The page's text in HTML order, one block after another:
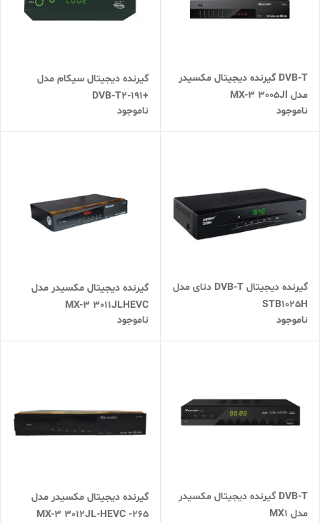
DVB-T گیرنده دیجیتال مکسیدر
مدل MX-3 3005Jl
ناموجود
گیرنده دیجیتال سیکام مدل
+DVB-T2-191
ناموجود
گیرنده دیجیتال DVB-T دنای مدل
STB1025H
ناموجود
گیرنده دیجیتال مکسیدر مدل
MX-3 3011JLHEVC
ناموجود
DVB-T گیرنده دیجیتال مکسیدر
مدل MX1
گیرنده دیجیتال مکسیدر مدل
265- MX-3 3012JL-HEVC